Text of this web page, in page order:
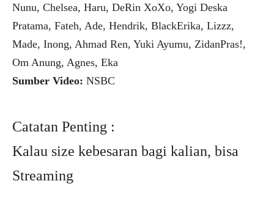
Nunu, Chelsea, Haru, DeRin XoXo, Yogi Deska
Pratama, Fateh, Ade, Hendrik, BlackErika, Lizzz,
Made, Inong, Ahmad Ren, Yuki Ayumu, ZidanPras!,
Om Anung, Agnes, Eka
Sumber Video: NSBC
Catatan Penting :
Kalau size kebesaran bagi kalian, bisa
Streaming